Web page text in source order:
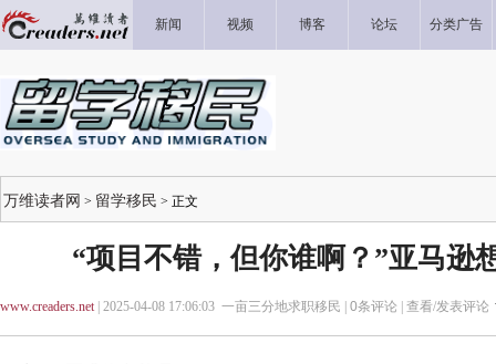
新闻 视频 博客 论坛 分类广告
万维读者网 > 留学移民 > 正文
“项目不错，但你谁啊？”亚马逊
www.creaders.net| 2025-04-08 17:06:03 一亩三分地求职移民 | 0条评论 | 查看/发表评论